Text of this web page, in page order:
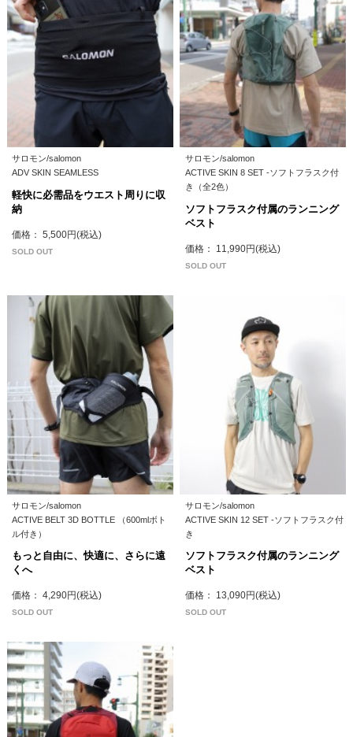
サロモン/salomon
ADV SKIN SEAMLESS
軽快に必需品をウエスト周りに収
納
価格： 5,500円(税込)
SOLD OUT
サロモン/salomon
ACTIVE SKIN 8 SET -ソフトフラスク付
き（全2色）
ソフトフラスク付属のランニング
ベスト
価格： 11,990円(税込)
SOLD OUT
サロモン/salomon
ACTIVE BELT 3D BOTTLE （600mlボト
ル付き）
もっと自由に、快適に、さらに遠
くへ
価格： 4,290円(税込)
SOLD OUT
サロモン/salomon
ACTIVE SKIN 12 SET -ソフトフラスク付
き
ソフトフラスク付属のランニング
ベスト
価格： 13,090円(税込)
SOLD OUT